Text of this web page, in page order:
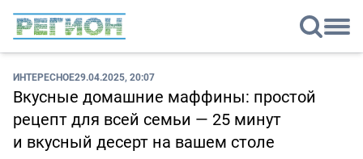
ИНТЕРЕСНОЕ29.04.2025, 20:07
Вкусные домашние маффины: простой
рецепт для всей семьи — 25 минут
и вкусный десерт на вашем столе